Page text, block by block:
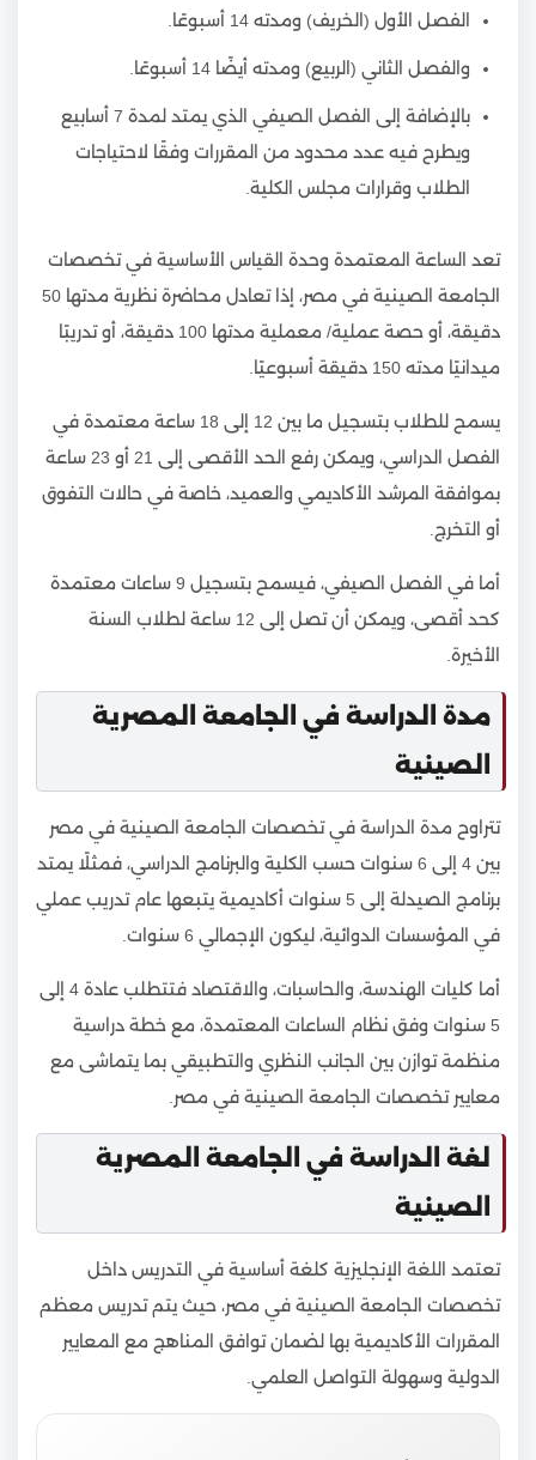
الفصل الأول (الخريف) ومدته 14 أسبوعًا.
والفصل الثاني (الربيع) ومدته أيضًا 14 أسبوعًا.
بالإضافة إلى الفصل الصيفي الذي يمتد لمدة 7 أسابيع
ويطرح فيه عدد محدود من المقررات وفقًا لاحتياجات
الطلاب وقرارات مجلس الكلية.
تعد الساعة المعتمدة وحدة القياس الأساسية في تخصصات
الجامعة الصينية في مصر، إذا تعادل محاضرة نظرية مدتها 50
دقيقة، أو حصة عملية/ معملية مدتها 100 دقيقة، أو تدريبًا
ميدانيًا مدته 150 دقيقة أسبوعيًا.
يسمح للطلاب بتسجيل ما بين 12 إلى 18 ساعة معتمدة في
الفصل الدراسي، ويمكن رفع الحد الأقصى إلى 21 أو 23 ساعة
بموافقة المرشد الأكاديمي والعميد، خاصة في حالات التفوق
أو التخرج.
أما في الفصل الصيفي، فيسمح بتسجيل 9 ساعات معتمدة
كحد أقصى، ويمكن أن تصل إلى 12 ساعة لطلاب السنة
الأخيرة.
مدة الدراسة في الجامعة المصرية
الصينية
تتراوح مدة الدراسة في تخصصات الجامعة الصينية في مصر
بين 4 إلى 6 سنوات حسب الكلية والبرنامج الدراسي، فمثلًا يمتد
برنامج الصيدلة إلى 5 سنوات أكاديمية يتبعها عام تدريب عملي
في المؤسسات الدوائية، ليكون الإجمالي 6 سنوات.
أما كليات الهندسة، والحاسبات، والاقتصاد فتتطلب عادة 4 إلى
5 سنوات وفق نظام الساعات المعتمدة، مع خطة دراسية
منظمة توازن بين الجانب النظري والتطبيقي بما يتماشى مع
معايير تخصصات الجامعة الصينية في مصر.
لغة الدراسة في الجامعة المصرية
الصينية
تعتمد اللغة الإنجليزية كلغة أساسية في التدريس داخل
تخصصات الجامعة الصينية في مصر، حيث يتم تدريس معظم
المقررات الأكاديمية بها لضمان توافق المناهج مع المعايير
الدولية وسهولة التواصل العلمي.